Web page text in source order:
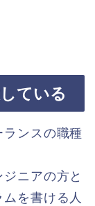
ている
ンスの職種
ニアの方と
を書ける人